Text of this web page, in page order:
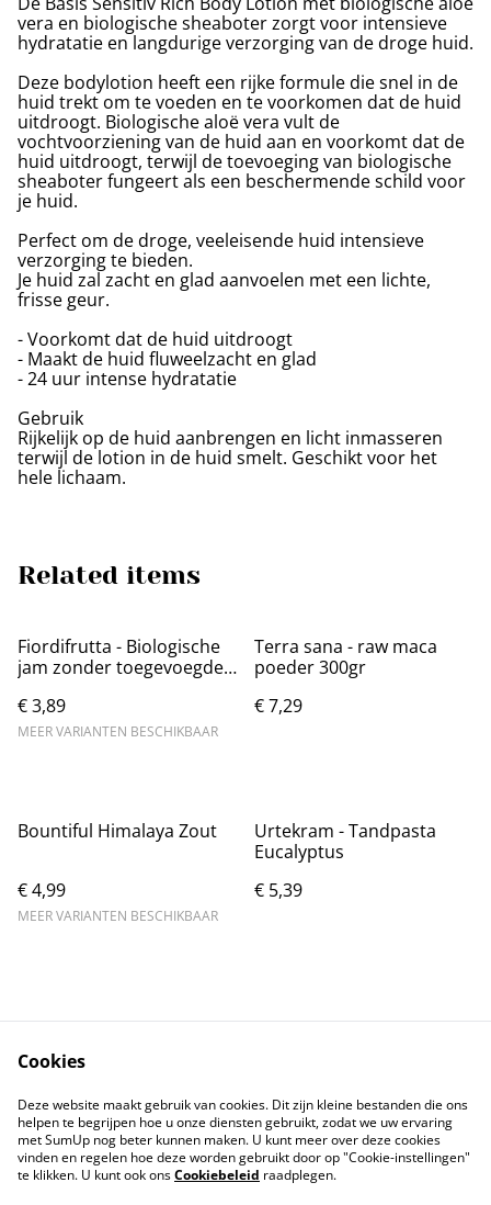
vera en biologische sheaboter zorgt voor intensieve
hydratatie en langdurige verzorging van de droge huid.
Deze bodylotion heeft een rijke formule die snel in de
huid trekt om te voeden en te voorkomen dat de huid
uitdroogt. Biologische aloë vera vult de
vochtvoorziening van de huid aan en voorkomt dat de
huid uitdroogt, terwijl de toevoeging van biologische
sheaboter fungeert als een beschermende schild voor
je huid.
Perfect om de droge, veeleisende huid intensieve
verzorging te bieden.
Je huid zal zacht en glad aanvoelen met een lichte,
frisse geur.
- Voorkomt dat de huid uitdroogt
- Maakt de huid fluweelzacht en glad
- 24 uur intense hydratatie
Gebruik
Rijkelijk op de huid aanbrengen en licht inmasseren
terwijl de lotion in de huid smelt. Geschikt voor het
hele lichaam.
Related items
Fiordifrutta - Biologische
jam zonder toegevoegde
€ 3,89
MEER VARIANTEN BESCHIKBAAR
Terra sana - raw maca
poeder 300gr
€ 7,29
Bountiful Himalaya Zout
€ 4,99
MEER VARIANTEN BESCHIKBAAR
Urtekram - Tandpasta
Eucalyptus
€ 5,39
Contact
Voorwaarden
Privacybeleid
Cookiebeleid
Cookies
Deze website maakt gebruik van cookies. Dit zijn kleine bestanden die ons
helpen te begrijpen hoe u onze diensten gebruikt, zodat we uw ervaring
met SumUp nog beter kunnen maken. U kunt meer over deze cookies
vinden en regelen hoe deze worden gebruikt door op "Cookie-instellingen"
te klikken. U kunt ook onsCookiebeleid raadplegen.